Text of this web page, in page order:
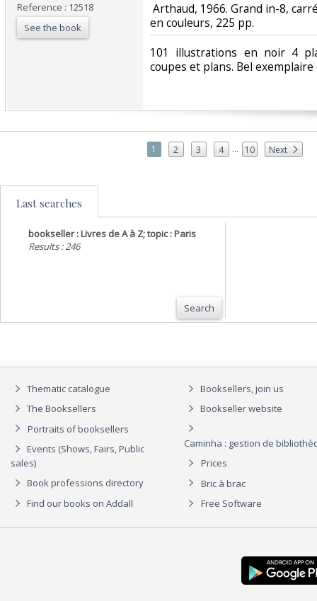
Reference : 12518
See the book
Arthaud, 1966. Grand in-8,
en couleurs, 225 pp. ‎
‎101 illustrations en noir 4
coupes et plans. Bel
1 2 3 4 ... 10 Next
Last searches
bookseller : Livres de A à Z; topic : Paris
Results : 246
Search
Thematic catalogue
The Booksellers
Portraits of booksellers
Events (Shows, Fairs, Public
sales)
Book professions directory
Find our books on Addall
Booksellers, join us
Bookseller website
Caminha : gestion de
Prices
Bric à brac
Free Software